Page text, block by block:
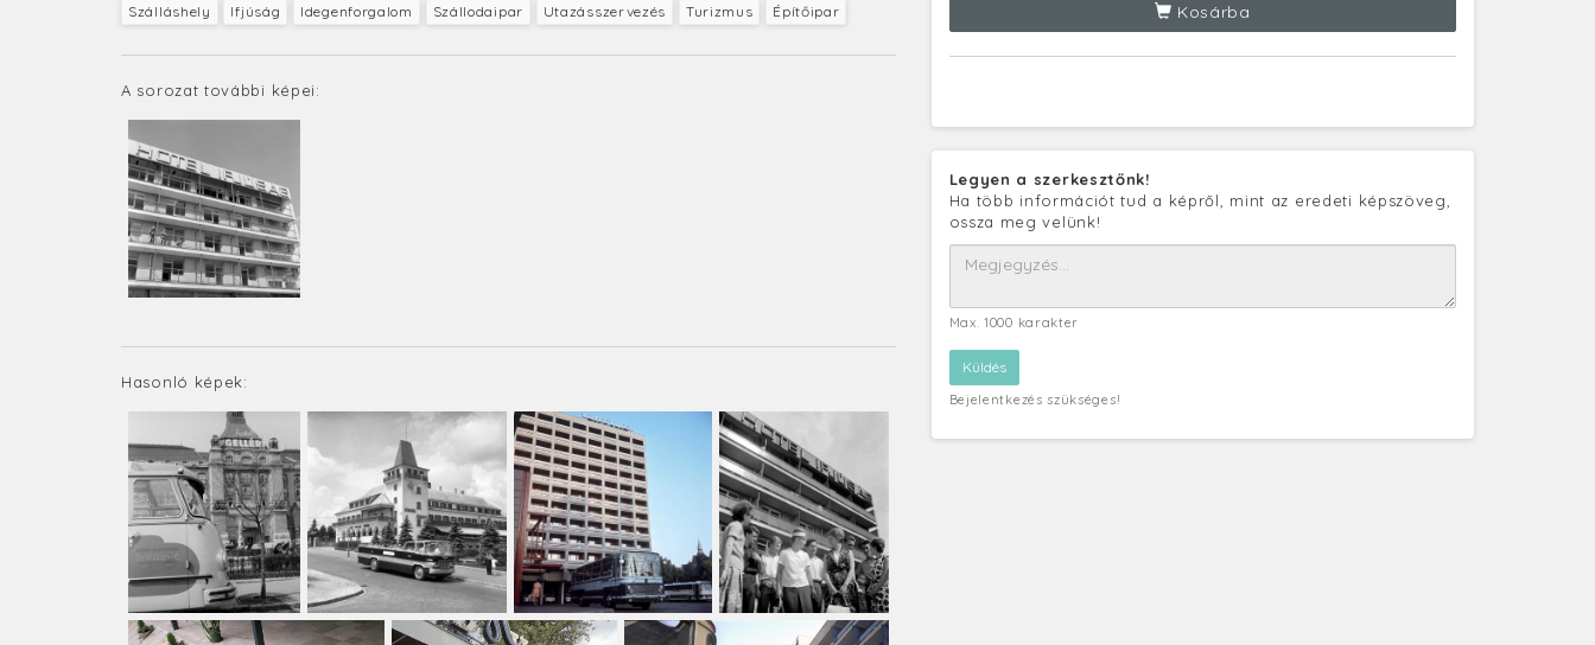
Szálláshely Ifjúság Idegenforgalom Szállodaipar Utazásszervezés Turizmus Építőipar
A sorozat további képei:
Hasonló képek:
Kosárba
Legyen a szerkesztőnk!
Ha több információt tud a képről, mint az eredeti képszöveg,
ossza meg velünk!
Max. 1000 karakter
Bejelentkezés szükséges!